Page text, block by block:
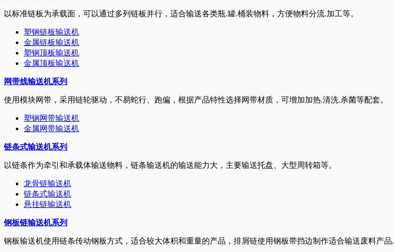
以标准链板为承载面，可以通过多列链板并行，适合输送各类瓶.罐.桶装物料，方便物料分流.加工等。
塑钢链板输送机
金属链板输送机
塑钢顶板输送机
金属顶板输送机
网带线输送机系列
使用模块网带，采用链轮驱动，不易蛇行、跑偏，根据产品特性选择网带材质，可增加加热.清洗.杀菌等配套。
塑钢网带输送机
金属网带输送机
链条式输送机系列
以链条作为牵引和承载体输送物料，链条输送机的输送能力大，主要输送托盘、大型周转箱等。
龙骨链输送机
链条式输送机
悬挂链输送机
钢板链输送机系列
钢板输送机使用链条传动钢板方式，适合较大体积和重量的产品，排屑链使用钢板带挡边制作适合输送废料产品.